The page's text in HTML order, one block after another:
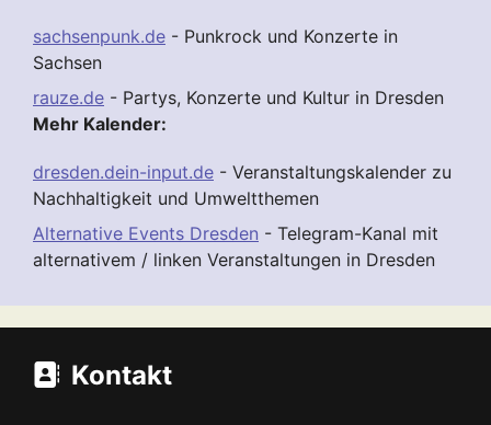
sachsenpunk.de - Punkrock und Konzerte in
Sachsen
rauze.de - Partys, Konzerte und Kultur in Dresden
Mehr Kalender:
dresden.dein-input.de - Veranstaltungskalender zu
Nachhaltigkeit und Umweltthemen
Alternative Events Dresden - Telegram-Kanal mit
alternativem / linken Veranstaltungen in Dresden
Kontakt